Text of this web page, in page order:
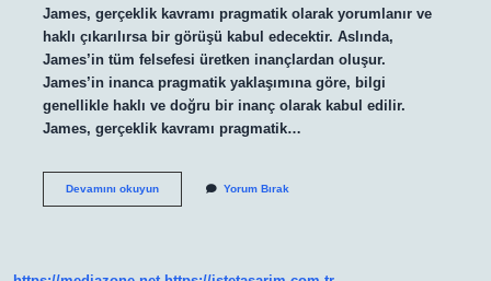
James, gerçeklik kavramı pragmatik olarak yorumlanır ve
haklı çıkarılırsa bir görüşü kabul edecektir. Aslında,
James’in tüm felsefesi üretken inançlardan oluşur.
James’in inanca pragmatik yaklaşımına göre, bilgi
genellikle haklı ve doğru bir inanç olarak kabul edilir.
James, gerçeklik kavramı pragmatik…
Devamını okuyunWilliam
Yorum Bırak